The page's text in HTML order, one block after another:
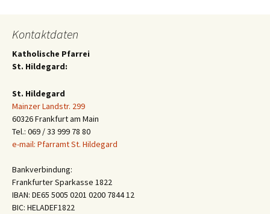
Kontaktdaten
Katholische Pfarrei
St. Hildegard:
St. Hildegard
Mainzer Landstr. 299
60326 Frankfurt am Main
Tel.: 069 / 33 999 78 80
e-mail: Pfarramt St. Hildegard
Bankverbindung:
Frankfurter Sparkasse 1822
IBAN: DE65 5005 0201 0200 7844 12
BIC: HELADEF1822